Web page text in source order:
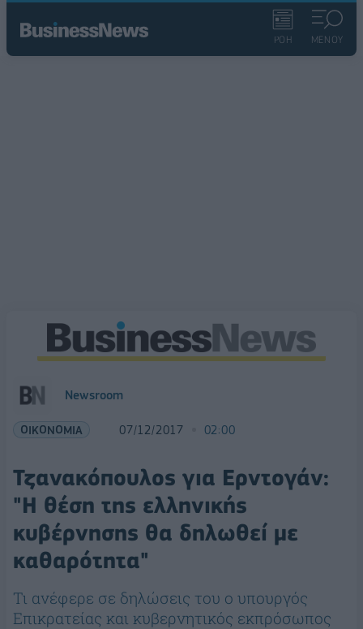
ΡΟΗ ΜΕΝΟΥ
Newsroom
ΟΙΚΟΝΟΜΙΑ 07/12/2017 02:00
Τζανακόπουλος για Ερντογάν:
"Η θέση της ελληνικής
κυβέρνησης θα δηλωθεί με
καθαρότητα"
Τι ανέφερε σε δηλώσεις του ο υπουργός
Επικρατείας και κυβερνητικός εκπρόσωπος